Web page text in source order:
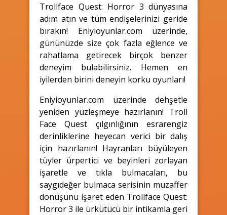
Trollface Quest: Horror 3 dünyasına
adım atın ve tüm endişelerinizi geride
bırakın! Eniyioyunlar.com üzerinde,
gününüzde size çok fazla eğlence ve
rahatlama getirecek birçok benzer
deneyim bulabilirsiniz. Hemen en
iyilerden birini deneyin korku oyunları!
Eniyioyunlar.com üzerinde dehşetle
yeniden yüzleşmeye hazırlanın! Troll
Face Quest çılgınlığının esrarengiz
derinliklerine heyecan verici bir dalış
için hazırlanın! Hayranları büyüleyen
tüyler ürpertici ve beyinleri zorlayan
işaretle ve tıkla bulmacaları, bu
saygıdeğer bulmaca serisinin muzaffer
dönüşünü işaret eden Trollface Quest:
Horror 3 ile ürkütücü bir intikamla geri